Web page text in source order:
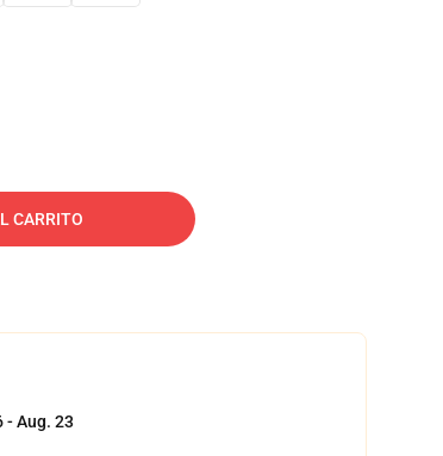
CARRITO
- Aug. 23